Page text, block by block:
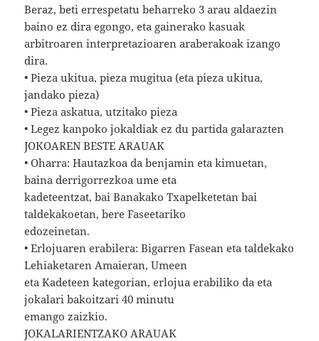
Beraz, beti errespetatu beharreko 3 arau aldaezin
baino ez dira egongo, eta gainerako kasuak
arbitroaren interpretazioaren araberakoak izango
dira.
• Pieza ukitua, pieza mugitua (eta pieza ukitua,
jandako pieza)
• Pieza askatua, utzitako pieza
• Legez kanpoko jokaldiak ez du partida galarazten
JOKOAREN BESTE ARAUAK
• Oharra: Hautazkoa da benjamin eta kimuetan,
baina derrigorrezkoa ume eta
kadeteentzat, bai Banakako Txapelketetan bai
taldekakoetan, bere Faseetariko
edozeinetan.
• Erlojuaren erabilera: Bigarren Fasean eta taldekako
Lehiaketaren Amaieran, Umeen
eta Kadeteen kategorian, erlojua erabiliko da eta
jokalari bakoitzari 40 minutu
emango zaizkio.
JOKALARIENTZAKO ARAUAK